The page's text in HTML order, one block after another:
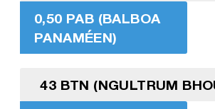
0,50 PAB (BALBOA
PANAMÉEN)
43 BTN (NGULTRUM